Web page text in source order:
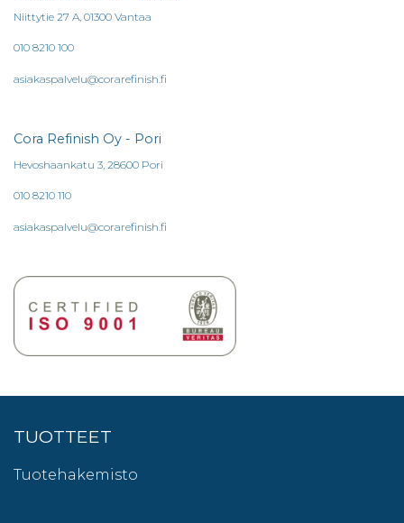
Niittytie 27 A, 01300 Vantaa
010 8210 100
asiakaspalvelu@corarefinish.fi
Cora Refinish Oy - Pori
Hevoshaankatu 3, 28600 Pori
010 8210 110
asiakaspalvelu@corarefinish.fi
TUOTTEET
Tuotehakemisto